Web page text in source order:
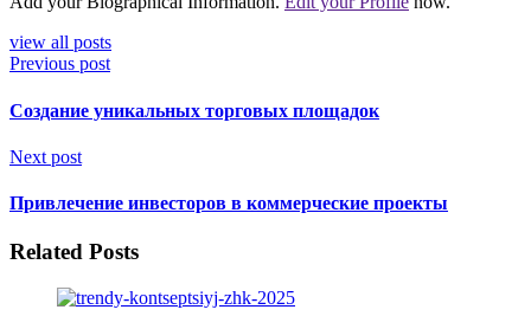
view all posts
Previous post
Создание уникальных торговых площадок
Next post
Привлечение инвесторов в коммерческие проекты
Related Posts